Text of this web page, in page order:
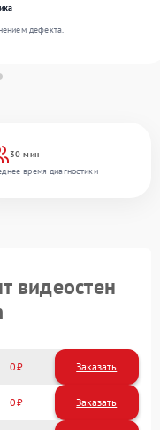
30 мин
время диагностики
дефекта.
видеостен
0 Заказать
0 Заказать